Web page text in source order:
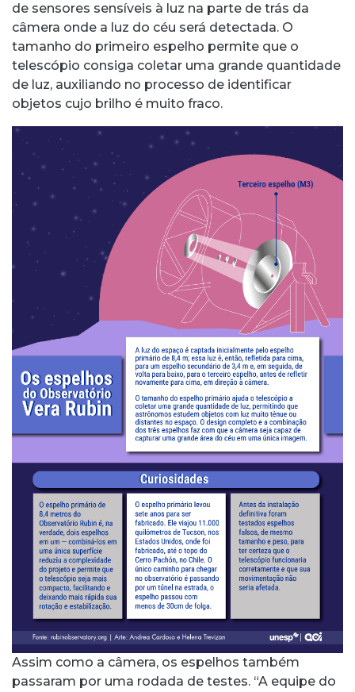
de sensores sensíveis à luz na parte de trás da
câmera onde a luz do céu será detectada. O
tamanho do primeiro espelho permite que o
telescópio consiga coletar uma grande quantidade
de luz, auxiliando no processo de identificar
objetos cujo brilho é muito fraco.
Assim como a câmera, os espelhos também
passaram por uma rodada de testes. “A equipe do